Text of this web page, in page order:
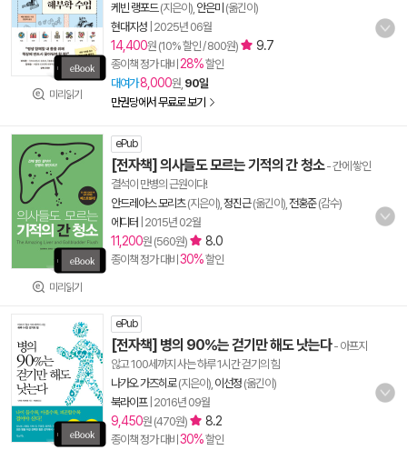
미리읽기
케빈 랭포드(지은이), 안은미 (옮긴이)
현대지성 2025년 06월
14,400원 (10% 할인 / 800원) 9.7
종이책 정가 대비 28%할인
대여가8,000원, 90일
만권당에서 무료로 보기
미리읽기
ePub
[전자책] 의사들도 모르는 기적의 간 청소- 간에 쌓인
결석이 만병의 근원이다!
안드레아스 모리츠(지은이), 정진근(옮긴이), 전홍준(감수)
에디터 2015년 02월
11,200원 (560원) 8.0
종이책 정가 대비 30%할인
ePub
[전자책] 병의 90％는 걷기만 해도 낫는다- 아프지
않고 100세까지 사는 하루 1시간 걷기의 힘
나가오 가즈히로(지은이), 이선정 (옮긴이)
북라이프| 2016년 09월
9,450원 (470원) 8.2
종이책 정가 대비 30%할인